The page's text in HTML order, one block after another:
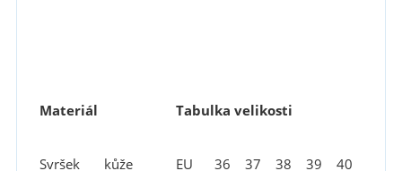
Materiál Tabulka velikosti
Svršek kůže EU 36 37 38 39 40